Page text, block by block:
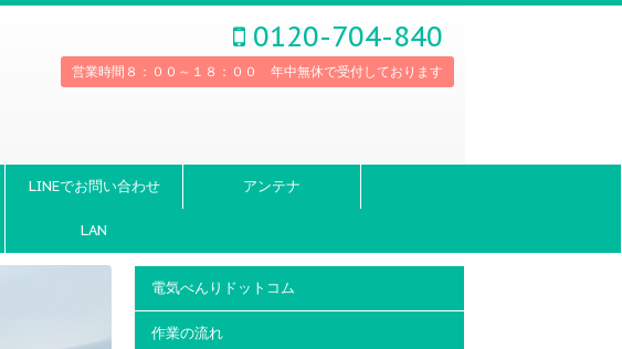
0120-704-840
営業時間８：００～１８：００ 年中無休で受付しております
LINEでお問い合わせ アンテナ
LAN
電気べんりドットコム
作業の流れ